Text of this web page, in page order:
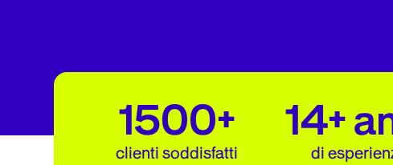
1500+
clienti soddisfatti
14+
di